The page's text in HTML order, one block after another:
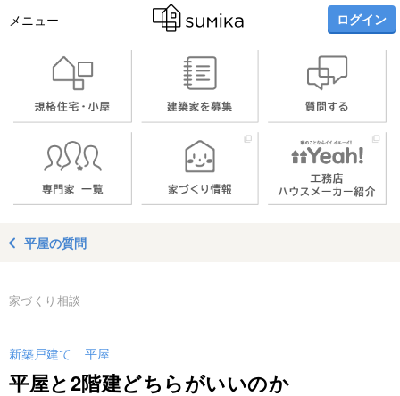
メニュー ログイン
平屋の質問
家づくり相談
新築戸建て 平屋
平屋と2階建どちらがいいのか